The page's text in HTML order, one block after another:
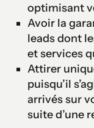
optimisant
Avoir la
leads dont
et services
Attirer
puisqu’il
arrivés sur
suite d’une